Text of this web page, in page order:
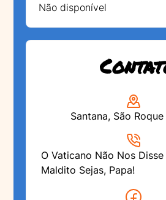
Não disponível
Santana, São
O Vaticano Não Nos
Maldito Sejas, Papa!